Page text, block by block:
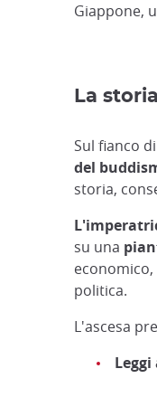
Giappone,
La
Sul fianco
del
storia,
su una
politica.
L'ascesa
Leggi